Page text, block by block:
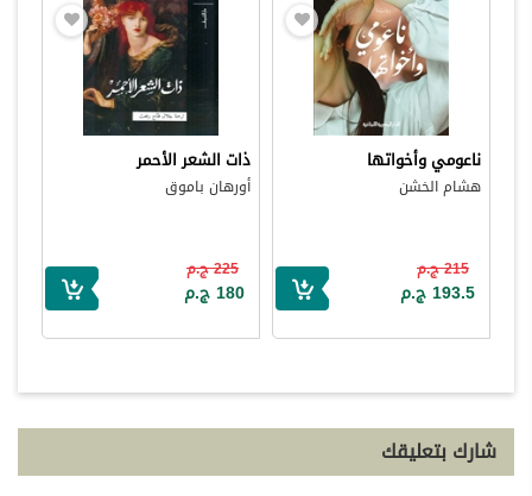
ناعومي وأخواتها
هشام الخشن
215 ج.م
193.5 ج.م
ذات الشعر الأحمر
أورهان باموق
225 ج.م
180 ج.م
شارك بتعليقك